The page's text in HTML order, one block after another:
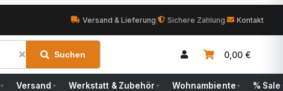
Versand & Lieferung Sichere Zahlung Kontakt
Suchen 0,00 €
▾ Versand ▾ Werkstatt & Zubehör ▾ Wohnambiente ▾ % Sale